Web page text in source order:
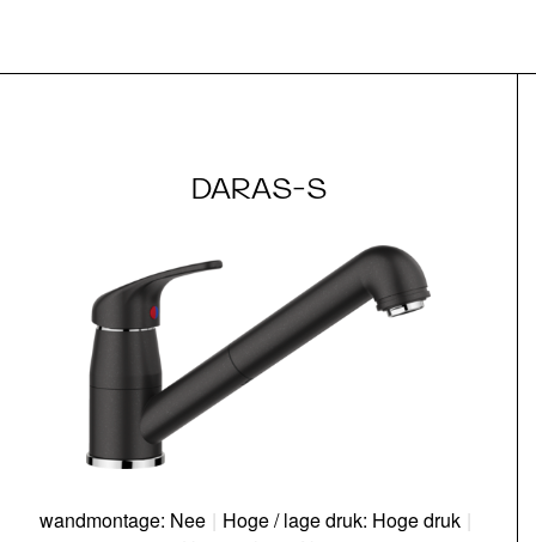
DARAS-S
wandmontage: Nee | Hoge / lage druk: Hoge druk |